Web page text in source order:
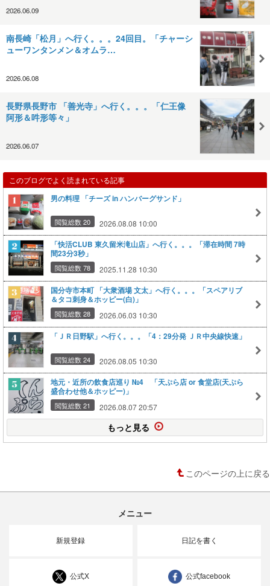
2026.06.09
南長崎「松月」へ行く。。。24回目。「チャーシ
ューワンタンメン＆オムラ…
2026.06.08
長野県長野市 「善光寺」へ行く。。。「仁王像
阿形＆吽形等々」
2026.06.07
このブログでよく読まれている記事
男の料理 「チーズ in ハンバーグサンド」
閲覧総数 20 2026.08.08 10:00
「快活CLUB 東久留米滝山店」へ行く。。。「滞在時間 7時
間23分3秒」
閲覧総数 78 2025.11.28 10:30
国分寺市本町 「大衆酒場 文太」へ行く。。。「スペアリブ
＆タコ刺身＆ホッピー(白)」
閲覧総数 28 2026.06.03 10:30
「ＪＲ日野駅」へ行く。。。「4：29分発 ＪＲ中央線快速」
閲覧総数 24 2026.08.05 10:30
地元・近所の飲食店巡り №4 「天ぷら店 or 食堂店(天ぷら
盛合わせ他＆ホッピー)」
閲覧総数 21 2026.08.07 20:57
もっと見る
このページの上に戻る
メニュー
新規登録 日記を書く
公式X 公式facebook